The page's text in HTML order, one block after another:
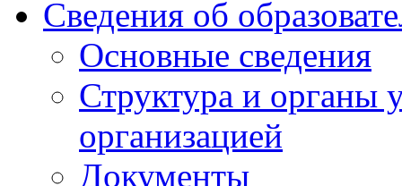
Сведения об
Основные сведения
Структура и органы
организацией
Документы